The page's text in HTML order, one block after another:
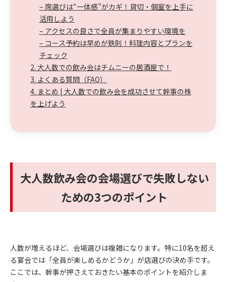
– 席選びは“一体感”がカギ！貸切・個室を上手に
活用しよう
– アクセスの良さで全員が集まりやすい環境を
– コース予約は早めが鉄則！料理内容とプランを
チェック
2. 大人数での飲み会はチムニーの居酒屋で！
3. よくある質問（FAQ）
4. まとめ | 大人数での飲み会を成功させて幹事の株
を上げよう
大人数飲み会の会場選びで失敗しない
ための3つのポイント
人数が増えるほど、会場選びは複雑になります。特に10名を超え
る宴会では「全員が楽しめるかどうか」が店選びの決め手です。
ここでは、幹事が押さえておきたい基本のポイントを紹介しま